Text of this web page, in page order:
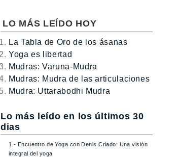
LO MÁS LEÍDO HOY
La Tabla de Oro de los ásanas
Yoga es libertad
Mudras: Varuna-Mudra
Mudras: Mudra de las articulaciones
Mudra: Uttarabodhi Mudra
Lo más leído en los últimos 30
dias
1.- Encuentro de Yoga con Denis Criado: Una visión
integral del yoga